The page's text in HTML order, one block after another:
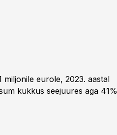
eurole, 2023. aastal
kukkus seejuures aga 41%